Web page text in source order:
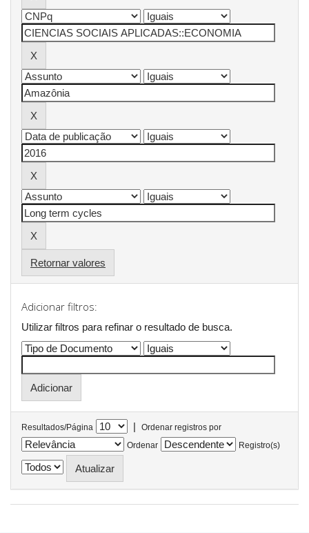
Retornar valores
Adicionar filtros:
Utilizar filtros para refinar o resultado de busca.
Resultados/Página |
Ordenar registros por
Ordenar
Registro(s)